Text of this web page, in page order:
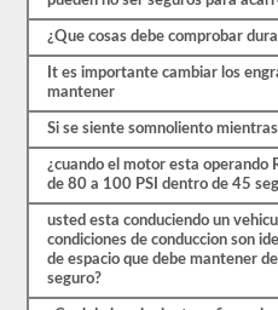
de
preguntas
con
que
encontrarás
que
pasar
sea
muy
¿Que cosas debe comprobar
It es importante cambiar los
mantener
Si se siente somnoliento
¿cuando el motor esta operando
de 80 a 100 PSI dentro de 45
usted esta conduciendo un
condiciones de conduccion son
de espacio que debe mantener
seguro?